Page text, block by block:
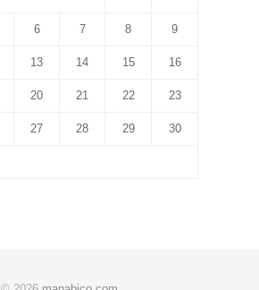
6 7 8 9
13 14 15 16
20 21 22 23
27 28 29 30